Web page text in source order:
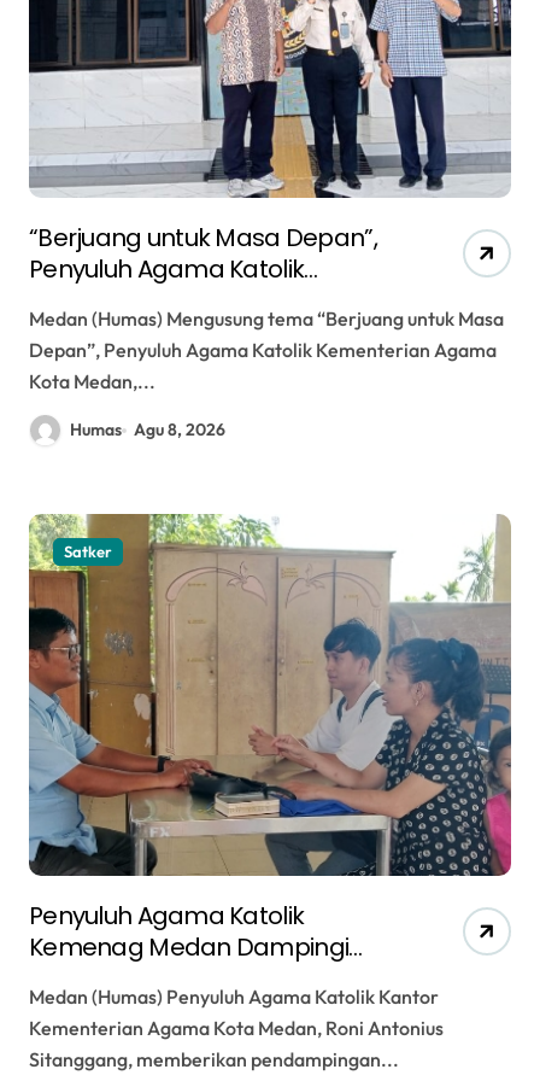
“Berjuang untuk Masa Depan”,
Penyuluh Agama Katolik
Pembinaan Rohani bagi Anak
Binaan LPKA Klas I Medan
Medan (Humas) Mengusung tema “Berjuang untuk Masa
Depan”, Penyuluh Agama Katolik Kementerian Agama
Kota Medan,...
Humas Agu 8, 2026
Satker
Penyuluh Agama Katolik
Kemenag Medan Dampingi
Pengakuan Iman (Credo)
Medan (Humas) Penyuluh Agama Katolik Kantor
Kementerian Agama Kota Medan, Roni Antonius
Sitanggang, memberikan pendampingan...